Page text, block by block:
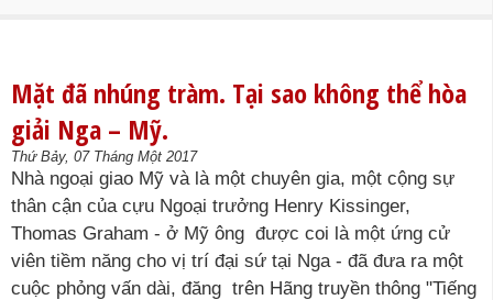
Mặt đã nhúng tràm. Tại sao không thể hòa
giải Nga – Mỹ.
Thứ Bảy, 07 Tháng Một 2017
Nhà ngoại giao Mỹ và là một chuyên gia, một cộng sự
thân cận của cựu Ngoại trưởng Henry Kissinger,
Thomas Graham - ở Mỹ ông được coi là một ứng cử
viên tiềm năng cho vị trí đại sứ tại Nga - đã đưa ra một
cuộc phỏng vấn dài, đăng trên Hãng truyền thông "Tiếng